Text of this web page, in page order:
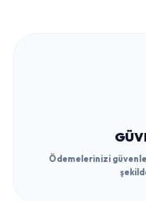
Ödemelerinizi